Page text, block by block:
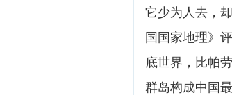
它少为人去，
国国家地理》
底世界，比帕
群岛构成中国